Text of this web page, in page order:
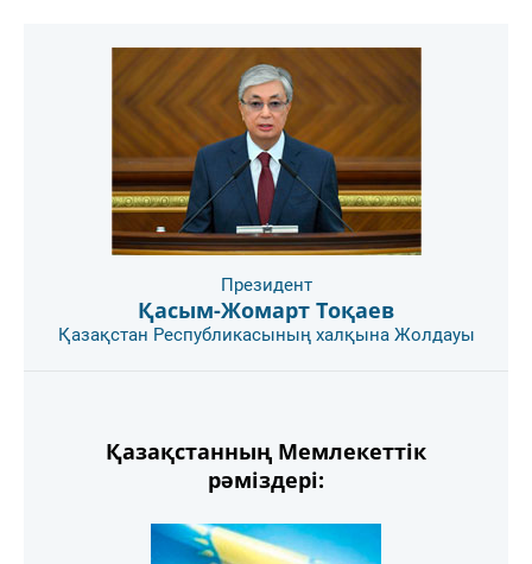
Президент
Қасым-Жомарт Тоқаев
Қазақстан Республикасының халқына Жолдауы
Қазақстанның Мемлекеттік
рәміздері: